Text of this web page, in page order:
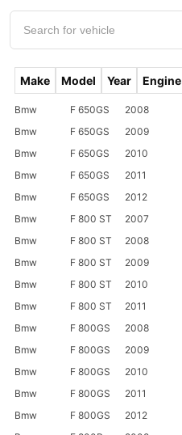
Make Model Year Engine
Bmw F 650GS 2008
Bmw
F 650GS 2009
Bmw
F 650GS 2010
Bmw
F 650GS 2011
Bmw
F 650GS 2012
Bmw
F 800 ST 2007
Bmw
F 800 ST 2008
Bmw
F 800 ST 2009
Bmw
F 800 ST 2010
Bmw
F 800 ST 2011
Bmw
F 800GS 2008
Bmw
F 800GS 2009
Bmw
F 800GS 2010
Bmw
F 800GS 2011
Bmw
F 800GS 2012